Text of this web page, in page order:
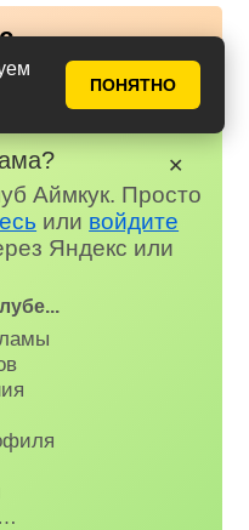
ПОНЯТНО
идеи каждый день в
MAX
Аймкук. Просто
или войдите
Яндекс или
✕